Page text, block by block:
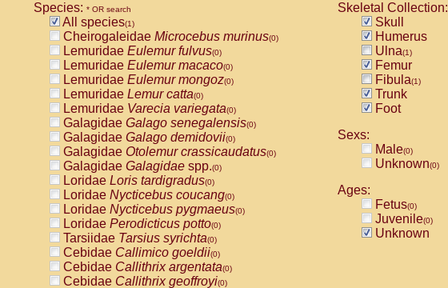
Species: * OR search
All species(1)
Cheirogaleidae Microcebus murinus(0)
Lemuridae Eulemur fulvus(0)
Lemuridae Eulemur macaco(0)
Lemuridae Eulemur mongoz(0)
Lemuridae Lemur catta(0)
Lemuridae Varecia variegata(0)
Galagidae Galago senegalensis(0)
Galagidae Galago demidovii(0)
Galagidae Otolemur crassicaudatus(0)
Galagidae Galagidae spp.(0)
Loridae Loris tardigradus(0)
Loridae Nycticebus coucang(0)
Loridae Nycticebus pygmaeus(0)
Loridae Perodicticus potto(0)
Tarsiidae Tarsius syrichta(0)
Cebidae Callimico goeldii(0)
Cebidae Callithrix argentata(0)
Cebidae Callithrix geoffroyi(0)
Skeletal Collection:
Skull
Humerus
Ulna(1)
Femur
Fibula(1)
Trunk
Foot
Sexs:
Male(0)
Unknown(0)
Ages:
Fetus(0)
Juvenile(0)
Unknown